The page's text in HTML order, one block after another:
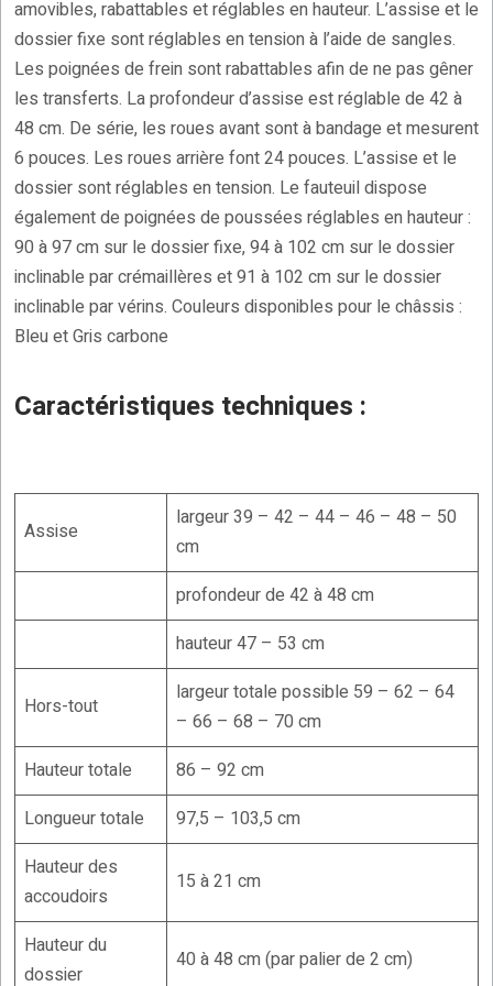
amovibles, rabattables et réglables en hauteur. L’assise et le
dossier fixe sont réglables en tension à l’aide de sangles.
Les poignées de frein sont rabattables afin de ne pas gêner
les transferts. La profondeur d’assise est réglable de 42 à
48 cm. De série, les roues avant sont à bandage et mesurent
6 pouces. Les roues arrière font 24 pouces. L’assise et le
dossier sont réglables en tension. Le fauteuil dispose
également de poignées de poussées réglables en hauteur :
90 à 97 cm sur le dossier fixe, 94 à 102 cm sur le dossier
inclinable par crémaillères et 91 à 102 cm sur le dossier
inclinable par vérins. Couleurs disponibles pour le châssis :
Bleu et Gris carbone
Caractéristiques techniques :
Assise
largeur 39 – 42 – 44 – 46 – 48 – 50
cm
profondeur de 42 à 48 cm
hauteur 47 – 53 cm
Hors-tout
largeur totale possible 59 – 62 – 64
– 66 – 68 – 70 cm
Hauteur totale
86 – 92 cm
Longueur totale
97,5 – 103,5 cm
Hauteur des
accoudoirs
15 à 21 cm
Hauteur du
dossier
40 à 48 cm (par palier de 2 cm)